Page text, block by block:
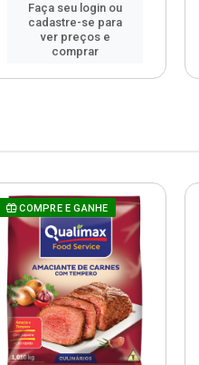
Faça seu login ou
cadastre-se para
ver preços e
comprar
COMPRE E GANHE